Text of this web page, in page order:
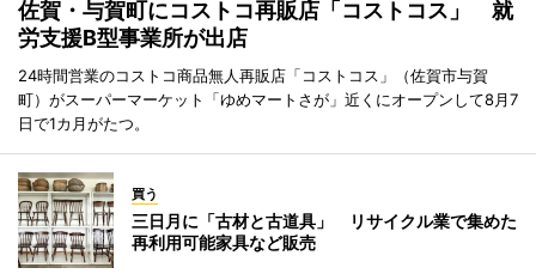
佐賀・与賀町にコストコ再販店「コストコス」 就
労支援B型事業所が出店
24時間営業のコストコ商品無人再販店「コストコス」（佐賀市与賀
町）がスーパーマーケット「ゆめマートさが」近くにオープンして8月7
日で1カ月がたつ。
買う
三日月に「古材と古道具」 リサイクル業で集めた
再利用可能家具など販売